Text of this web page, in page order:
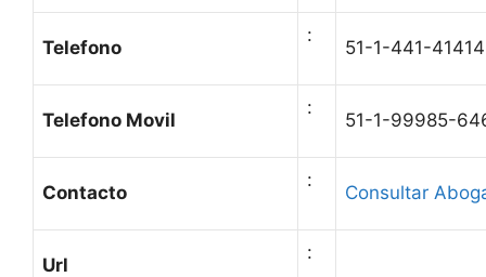
Telefono
:
51-1-441-
Telefono Movil
:
51-1-99985-
Contacto
:
Consultar
Url
: